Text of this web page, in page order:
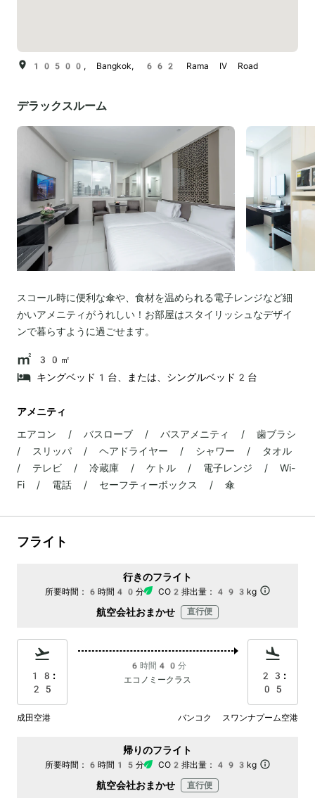
10500, Bangkok, 662 Rama IV Road
デラックスルーム
スコール時に便利な傘や、食材を温められる電子レンジなど細
かいアメニティがうれしい！お部屋はスタイリッシュなデザイ
ンで暮らすように過ごせます。
30㎡
キングベッド1台、または、シングルベッド2台
アメニティ
エアコン / バスローブ / バスアメニティ / 歯ブラシ
/ スリッパ / ヘアドライヤー / シャワー / タオル
/ テレビ / 冷蔵庫 / ケトル / 電子レンジ / Wi-
Fi / 電話 / セーフティーボックス / 傘
フライト
行きのフライト
所要時間： 6時間40分 CO2排出量： 493kg
航空会社おまかせ 直行便
18:
25
6時間40分
エコノミークラス
23:
05
成田空港 バンコク スワンナプーム空港
帰りのフライト
所要時間： 6時間15分 CO2排出量： 493kg
航空会社おまかせ 直行便